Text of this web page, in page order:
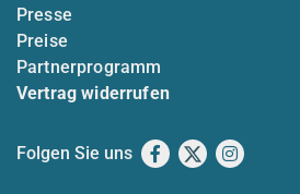
Presse
Preise
Partnerprogramm
Vertrag widerrufen
Folgen Sie uns Facebook
X